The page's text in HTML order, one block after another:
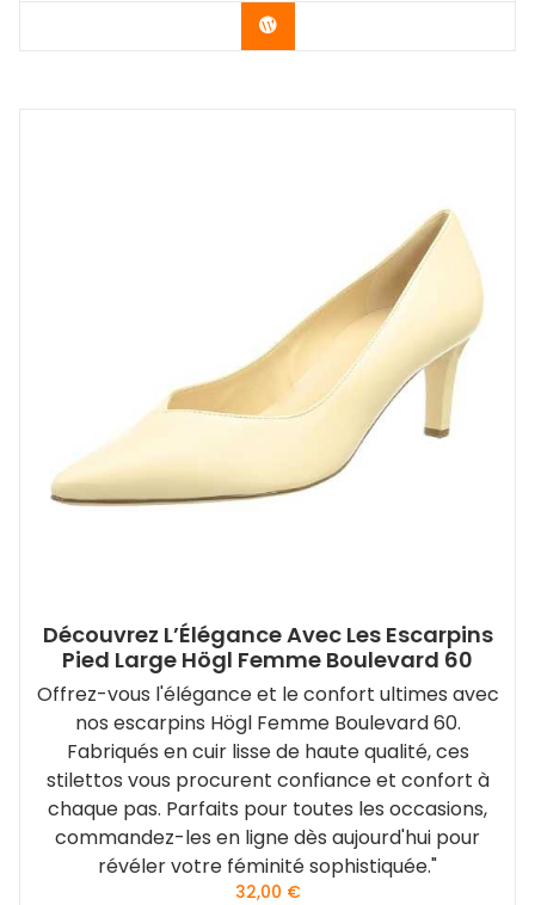
Acheter le produit
Découvrez L’Élégance Avec Les Escarpins
Pied Large Högl Femme Boulevard 60
Offrez-vous l'élégance et le confort ultimes avec
nos escarpins Högl Femme Boulevard 60.
Fabriqués en cuir lisse de haute qualité, ces
stilettos vous procurent confiance et confort à
chaque pas. Parfaits pour toutes les occasions,
commandez-les en ligne dès aujourd'hui pour
révéler votre féminité sophistiquée."
32,00 €